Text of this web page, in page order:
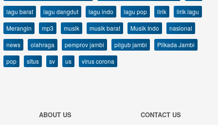
lagu barat
lagu dangdut lagu indo lagu pop lirik
lirik lagu
Merangin
mp3 musik musik barat Musik Indo
nasional
news
olahraga pemprov jambi pilgub jambi
Pilkada Jambi
pop
situs sv us virus corona
ABOUT US
CONTACT US